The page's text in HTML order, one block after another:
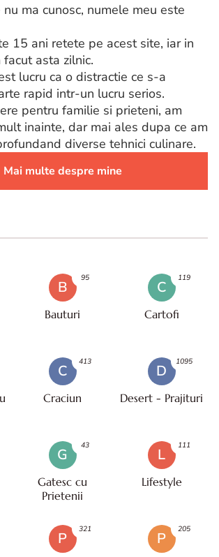
nu ma cunosc, numele meu este
15 ani retete pe acest site, iar in
asta zilnic.
lucru ca o distractie ce s-a
rapid intr-un lucru serios.
pentru familie si prieteni, am
inainte, dar mai ales dupa ce am
diverse tehnici culinare.
Mai multe despre mine
B
Bauturi
95
C
Cartofi
119
C
Craciun
413
D
Desert - Prajituri
1095
G
Gatesc cu
Prietenii
43
L
Lifestyle
111
P
321
P
205